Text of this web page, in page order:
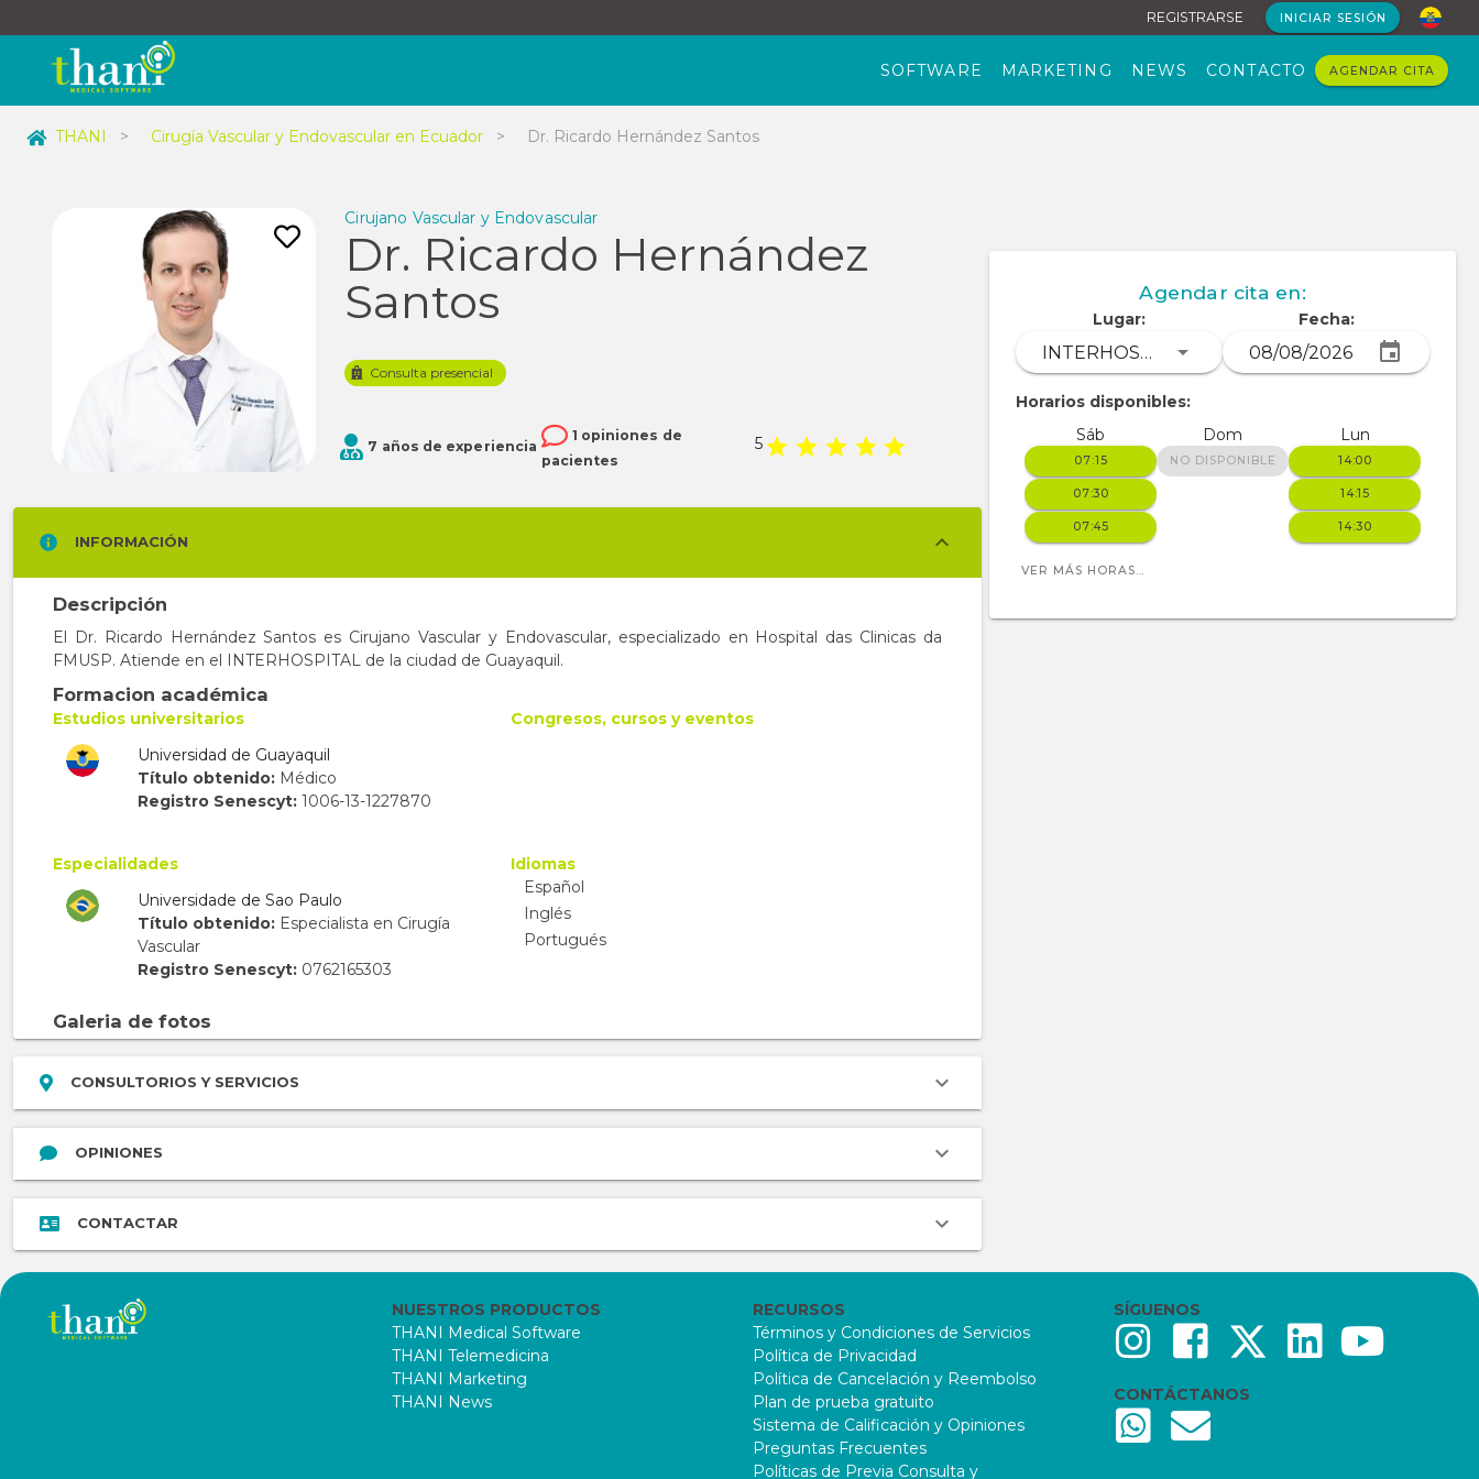
REGISTRARSE INICIAR SESIÓN
SOFTWARE MARKETING NEWS CONTACTO AGENDAR CITA
THANI > Cirugía Vascular y Endovascular en Ecuador > Dr. Ricardo Hernández Santos
Cirujano Vascular y Endovascular
Dr. Ricardo Hernández
Santos
Consulta presencial
7 años de experiencia
1 opiniones de
pacientes
5
INFORMACIÓN
Descripción
El Dr. Ricardo Hernández Santos es Cirujano Vascular y Endovascular, especializado en Hospital das Clinicas da
FMUSP. Atiende en el INTERHOSPITAL de la ciudad de Guayaquil.
Formacion académica
Estudios universitarios
Universidad de Guayaquil
Título obtenido: Médico
Registro Senescyt: 1006-13-1227870
Congresos, cursos y eventos
Especialidades
Universidade de Sao Paulo
Título obtenido: Especialista en Cirugía
Vascular
Registro Senescyt: 0762165303
Idiomas
Español
Inglés
Portugués
Galeria de fotos
CONSULTORIOS Y SERVICIOS
OPINIONES
CONTACTAR
Agendar cita en:
Lugar:
INTERHOSPITAL
Fecha:
Horarios disponibles:
Sáb
07:15
07:30
07:45
Dom
NO DISPONIBLE
Lun
14:00
14:15
14:30
VER MÁS HORAS...
NUESTROS PRODUCTOS
THANI Medical Software
THANI Telemedicina
THANI Marketing
THANI News
RECURSOS
Términos y Condiciones de Servicios
Política de Privacidad
Política de Cancelación y Reembolso
Plan de prueba gratuito
Sistema de Calificación y Opiniones
Preguntas Frecuentes
Políticas de Previa Consulta y
SÍGUENOS
CONTÁCTANOS